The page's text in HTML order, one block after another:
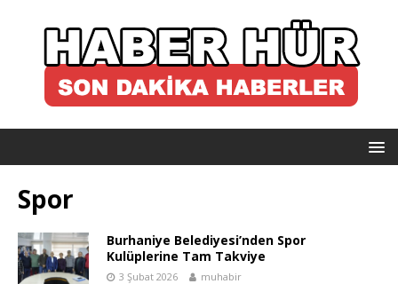
Spor
Burhaniye Belediyesi’nden Spor
Kulüplerine Tam Takviye
3 Şubat 2026 muhabir